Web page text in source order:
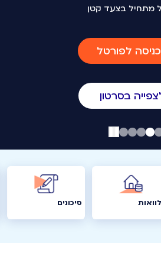
להשקעות שלך
נוספים
סיכונים